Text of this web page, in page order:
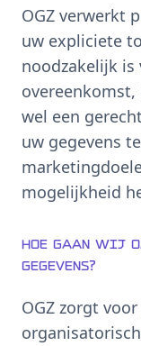
OGZ verwerkt
uw expliciete
noodzakelijk is
wel een
uw gegevens
mogelijkheid
Hoe gaan wij
gegevens?
OGZ zorgt